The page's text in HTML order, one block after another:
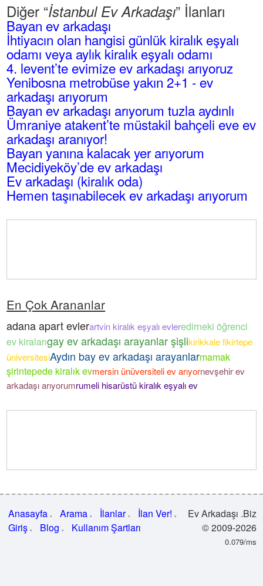
Diğer “İstanbul Ev Arkadaşı” İlanları
Bayan ev arkadaşı
İhtiyacın olan hangisi günlük kiralık eşyalı
odamı veya aylık kiralık eşyalı odamı
4. levent’te evimize ev arkadaşı arıyoruz
Yenibosna metrobüse yakın 2+1 - ev
arkadaşı arıyorum
Bayan ev arkadaşı arıyorum tuzla aydınlı
Ümraniye atakent’te müstakil bahçeli eve ev
arkadaşı aranıyor!
Bayan yanına kalacak yer arıyorum
Mecidiyeköy’de ev arkadaşı
Ev arkadaşı (kiralık oda)
Hemen taşınabilecek ev arkadaşı arıyorum
En Çok Arananlar
adana apart evlerartvin kiralık eşyalı evleredirneki öğrenci
ev kiralarıgay ev arkadaşı arayanlar şişlikirikkale fikirtepe
üniversitesiAydın bay ev arkadaşı arayanlarmamak
şirintepede kiralık evmersin ünüversiteli ev arıyornevşehir ev
arkadaşı arıyorumrumeli hisarüstü kiralık eşyalı ev
Anasayfa Arama İlanlar
İlan Ver!
Giriş
Blog Kullanım Şartları
Ev Arkadaşı .Biz
© 2009-2026
0.079/ms